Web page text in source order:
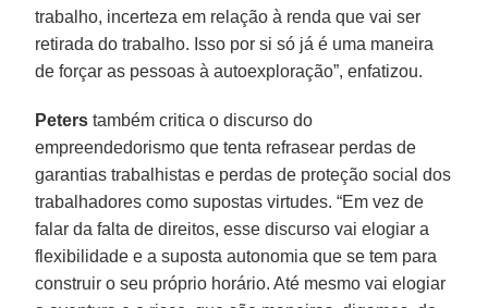
trabalho, incerteza em relação à renda que vai ser
retirada do trabalho. Isso por si só já é uma maneira
de forçar as pessoas à autoexploração”, enfatizou.
Peters também critica o discurso do
empreendedorismo que tenta refrasear perdas de
garantias trabalhistas e perdas de proteção social dos
trabalhadores como supostas virtudes. “Em vez de
falar da falta de direitos, esse discurso vai elogiar a
flexibilidade e a suposta autonomia que se tem para
construir o seu próprio horário. Até mesmo vai elogiar